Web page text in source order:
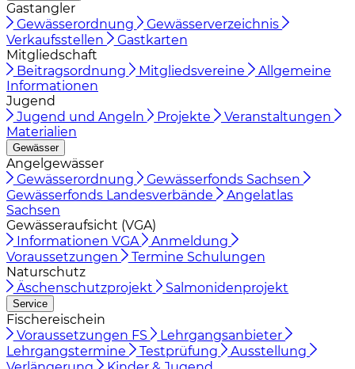
Gastangler
Gewässerordnung
Gewässerverzeichnis
Verkaufsstellen
Gastkarten
Mitgliedschaft
Beitragsordnung
Mitgliedsvereine Allgemeine
Informationen
Jugend
Jugend und Angeln
Projekte Veranstaltungen
Materialien
Gewässer
Angelgewässer
Gewässerordnung
Gewässerfonds Sachsen
Gewässerfonds Landesverbände
Angelatlas
Sachsen
Gewässeraufsicht (VGA)
Informationen VGA
Anmeldung
Voraussetzungen
Termine Schulungen
Naturschutz
Äschenschutzprojekt
Salmonidenprojekt
Service
Fischereischein
Voraussetzungen FS
Lehrgangsanbieter
Lehrgangstermine
Testprüfung
Ausstellung